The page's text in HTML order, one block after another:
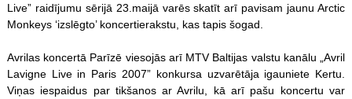
Live” raidījumu sērijā 23.maijā varēs skatīt arī pavisam jaunu Arctic
Monkeys ‘izslēgto’ koncertierakstu, kas tapis šogad.
Avrilas koncertā Parīzē viesojās arī MTV Baltijas valstu kanālu „Avril
Lavigne Live in Paris 2007” konkursa uzvarētāja igauniete Kertu.
Viņas iespaidus par tikšanos ar Avrilu, kā arī pašu koncertu var